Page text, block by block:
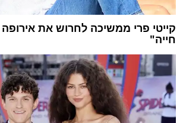
קייטי פרי ממשיכה לחרוש את
חייה"